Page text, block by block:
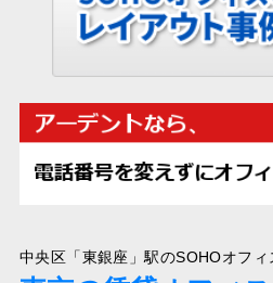
中央区「東銀座」駅のSOHOオフ